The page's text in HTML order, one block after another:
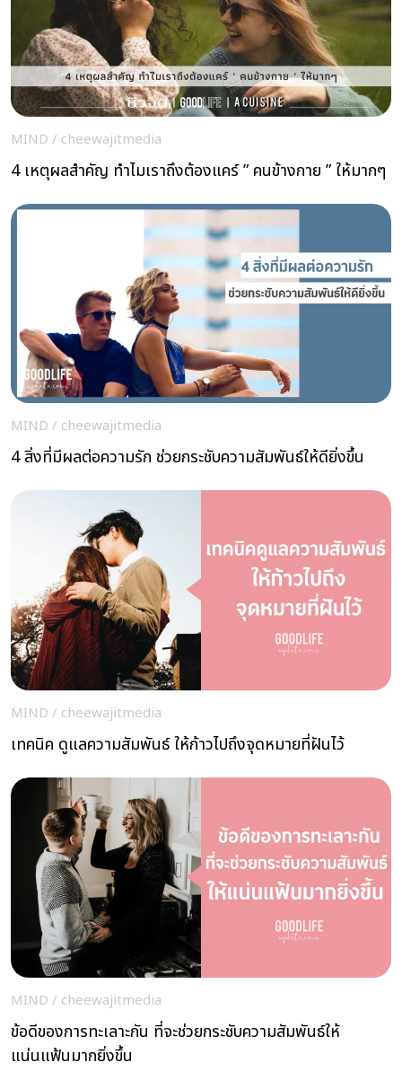
MIND / cheewajitmedia
4 เหตุผลสำคัญ ทำไมเราถึงต้องแคร์ ” คนข้างกาย ” ให้มากๆ
MIND / cheewajitmedia
4 สิ่งที่มีผลต่อความรัก ช่วยกระชับความสัมพันธ์ให้ดียิ่งขึ้น
MIND / cheewajitmedia
เทคนิค ดูแลความสัมพันธ์ ให้ก้าวไปถึงจุดหมายที่ฝันไว้
MIND / cheewajitmedia
ข้อดีของการทะเลาะกัน ที่จะช่วยกระชับความสัมพันธ์ให้
แน่นแฟ้นมากยิ่งขึ้น